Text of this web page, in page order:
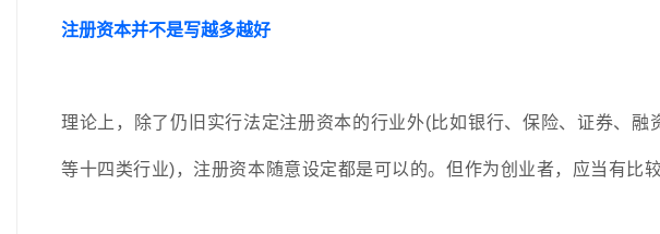
注册资本并不是写越多越好
理论上，除了仍旧实行法定注册资本的行业外(比如银行、保险、证券、
等十四类行业)，注册资本随意设定都是可以的。但作为创业者，应当有比